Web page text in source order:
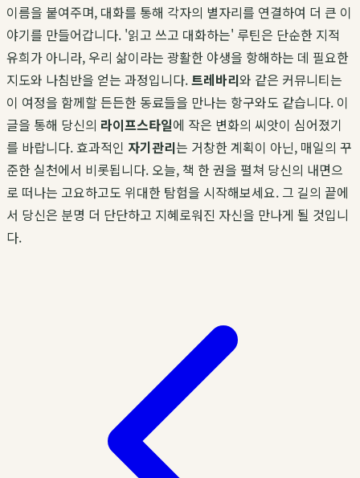
이름을 붙여주며, 대화를 통해 각자의 별자리를 연결하여 더 큰 이
야기를 만들어갑니다. '읽고 쓰고 대화하는' 루틴은 단순한 지적
유희가 아니라, 우리 삶이라는 광활한 야생을 항해하는 데 필요한
지도와 나침반을 얻는 과정입니다.트레바리와 같은 커뮤니티는
이 여정을 함께할 든든한 동료들을 만나는 항구와도 같습니다. 이
글을 통해 당신의 라이프스타일에 작은 변화의 씨앗이 심어졌기
를 바랍니다. 효과적인 자기관리는 거창한 계획이 아닌, 매일의 꾸
준한 실천에서 비롯됩니다. 오늘, 책 한 권을 펼쳐 당신의 내면으
로 떠나는 고요하고도 위대한 탐험을 시작해보세요. 그 길의 끝에
서 당신은 분명 더 단단하고 지혜로워진 자신을 만나게 될 것입니
다.